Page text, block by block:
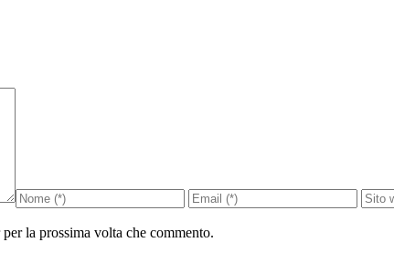
la prossima volta che commento.